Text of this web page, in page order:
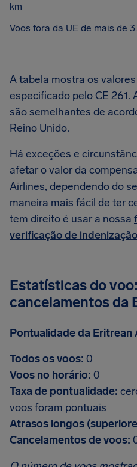
km
Voos fora da UE de mais de
A tabela mostra os
especificado pelo CE 261.
são semelhantes de
Reino Unido.
Há exceções e
afetar o valor da
Airlines, dependendo do
maneira mais fácil de ter
tem direito é usar a nossa
verificação de indenização
Estatísticas do
cancelamentos da
Pontualidade da Eritrean
Todos os voos: 0
Voos no horário: 0
Taxa de pontualidade:
voos foram pontuais
Atrasos longos
Cancelamentos de voos: